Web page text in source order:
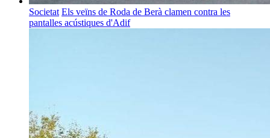
Societat Els veïns de Roda de Berà clamen contra les
pantalles acústiques d'Adif